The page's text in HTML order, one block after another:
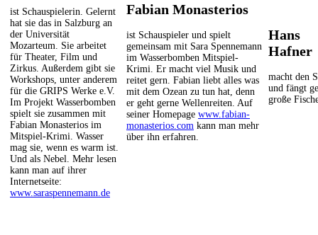
ist Schauspielerin. Gelernt
hat sie das in Salzburg an
der Universität
Mozarteum. Sie arbeitet
für Theater, Film und
Zirkus. Außerdem gibt sie
Workshops, unter anderem
für die GRIPS Werke e.V.
Im Projekt Wasserbomben
spielt sie zusammen mit
Fabian Monasterios im
Mitspiel-Krimi. Wasser
mag sie, wenn es warm ist.
Und als Nebel. Mehr lesen
kann man auf ihrer
Internetseite:
www.saraspennemann.de
Fabian Monasterios
ist Schauspieler und spielt
gemeinsam mit Sara Spennemann
im Wasserbomben Mitspiel-
Krimi. Er macht viel Musik und
reitet gern. Fabian liebt alles was
mit dem Ozean zu tun hat, denn
er geht gerne Wellenreiten. Auf
seiner Homepage www.fabian-
monasterios.com kann man mehr
über ihn erfahren.
Hans
Hafner
macht den
und fängt
große